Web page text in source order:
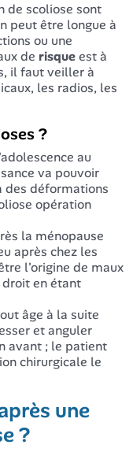
de scoliose sont
peut être longue à
ou une
de risqueest à
il faut veiller à
les radios, les
?
au
va pouvoir
des déformations
opération
la ménopause
après chez les
l'origine de maux
en étant
âge à la suite
et anguler
avant ; le patient
chirurgicale le
une
?